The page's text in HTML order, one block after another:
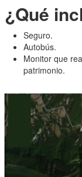
¿Qué
Seguro.
Autobús.
Monitor que
patrimonio.